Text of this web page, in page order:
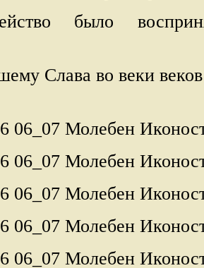
было
Слава во веки